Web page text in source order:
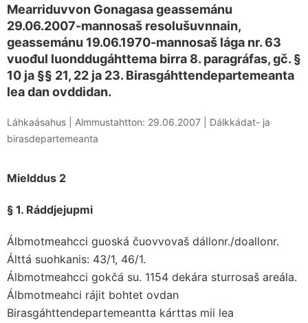
Mearriduvvon Gonagasa geassemánu
29.06.2007-mannosaš resolušuvnnain,
geassemánu 19.06.1970-mannosaš lága nr. 63
vuođul luonddugáhttema birra 8. paragráfas, gč. §
10 ja §§ 21, 22 ja 23. Birasgáhttendepartemeanta
lea dan ovddidan.
Láhkaásahus | Almmustahtton: 29.06.2007
Dálkkádat- ja
birasdepartemeanta
Mielddus 2
§ 1. Ráddjejupmi
Álbmotmeahcci guoská čuovvovaš dállonr./doallonr.
Álttá suohkanis: 43/1, 46/1.
Álbmotmeahcci gokčá su. 1154 dekára sturrosaš areála.
Álbmotmeahci rájit bohtet ovdan
Birasgáhttendepartemeantta kárttas mii lea